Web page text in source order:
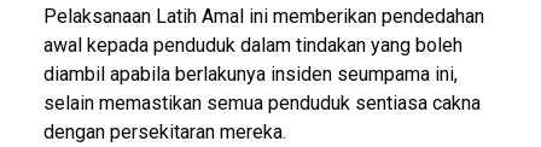
Pelaksanaan Latih Amal ini memberikan pendedahan
awal kepada penduduk dalam tindakan yang boleh
diambil apabila berlakunya insiden seumpama ini,
selain memastikan semua penduduk sentiasa cakna
dengan persekitaran mereka.